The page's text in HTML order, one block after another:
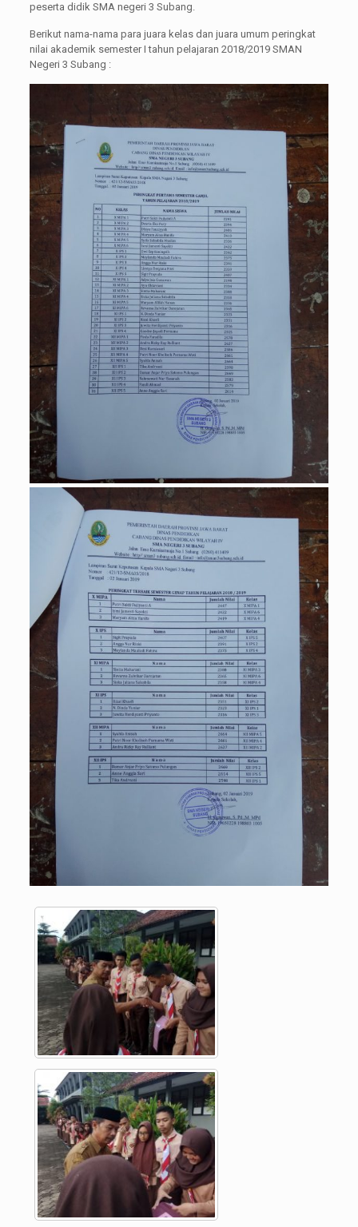
peserta didik SMA negeri 3 Subang.
Berikut nama-nama para juara kelas dan juara umum peringkat
nilai akademik semester I tahun pelajaran 2018/2019 SMAN
Negeri 3 Subang :